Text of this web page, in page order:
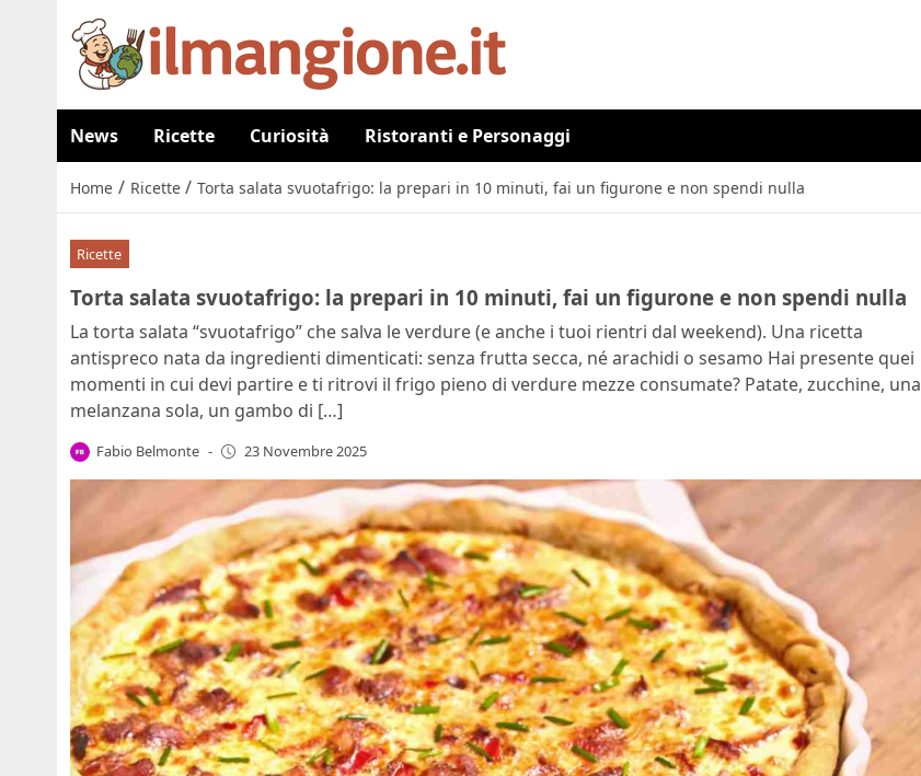
News Ricette Curiosità Ristoranti e Personaggi
Home / Ricette / Torta salata svuotafrigo: la prepari in 10 minuti, fai un figurone e non spendi nulla
Ricette
Torta salata svuotafrigo: la prepari in 10 minuti, fai un figurone e non spendi nulla
La torta salata “svuotafrigo” che salva le verdure (e anche i tuoi rientri dal weekend). Una ricetta
antispreco nata da ingredienti dimenticati: senza frutta secca, né arachidi o sesamo Hai presente quei
momenti in cui devi partire e ti ritrovi il frigo pieno di verdure mezze consumate? Patate, zucchine, una
melanzana sola, un gambo di […]
Fabio Belmonte - 23 Novembre 2025